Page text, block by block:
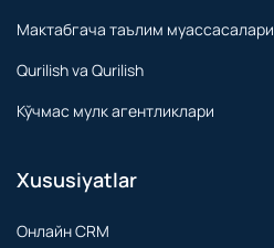
Мактабгача таълим муассасалари
Qurilish va Qurilish
Кўчмас мулк агентликлари
Xususiyatlar
Онлайн CRM